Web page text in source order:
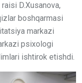
D.Xusanova,
boshqarmasi
markazi
psixologi
ishtirok etishdi.